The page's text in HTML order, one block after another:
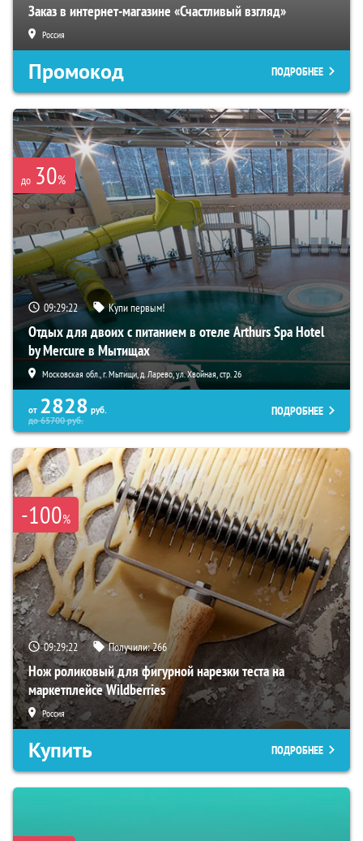
Заказ в интернет-магазине «Счастливый взгляд»
Россия
Промокод ПОДРОБНЕЕ
до 30%
09:29:21 Купи первым!
Отдых для двоих с питанием в отеле Arthurs Spa Hotel
by Mercure в Мытищах
Московская обл., г. Мытищи, д. Ларево, ул. Хвойная, стр. 26
от 2828 руб.
до65700руб.
ПОДРОБНЕЕ
-100%
09:29:21 Получили:266
Нож роликовый для фигурной нарезки теста на
маркетплейсе Wildberries
Россия
Купить ПОДРОБНЕЕ